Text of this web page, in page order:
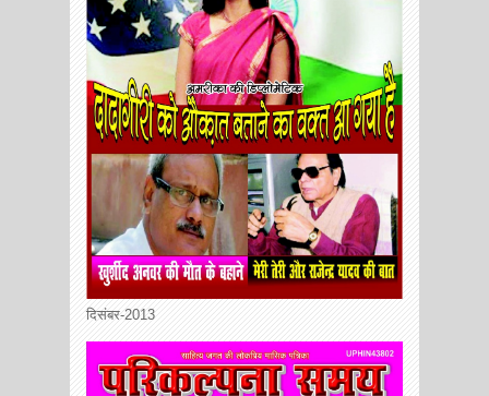
दिसंबर-2013